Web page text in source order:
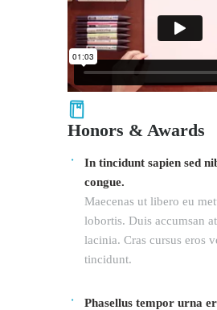
Honors & Awards
In tincidunt sapien sed
congue.
Maecenas ut libero eu
lobortis. Duis accumsan
lacinia. Cras cursus eros
tincidunt.
Phasellus tempor urna